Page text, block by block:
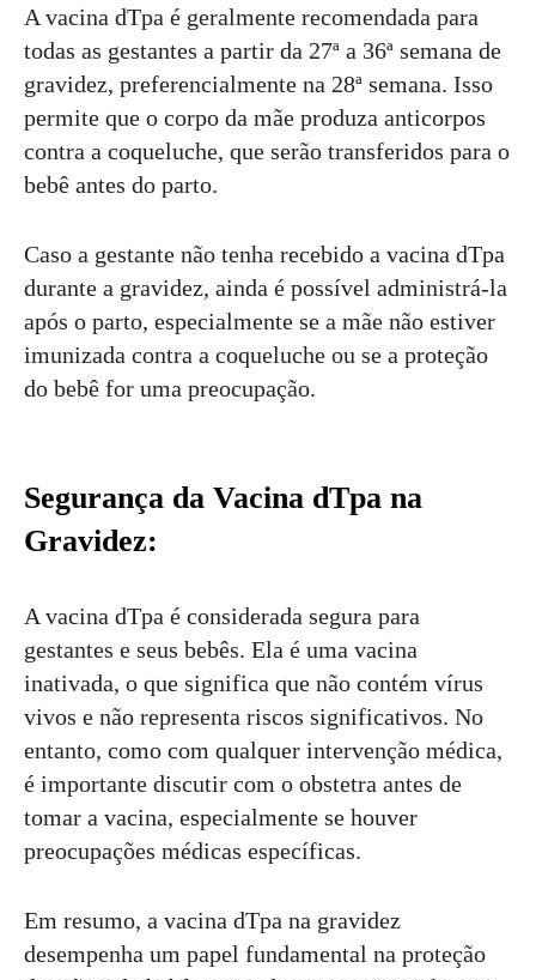
A vacina dTpa é geralmente recomendada para
todas as gestantes a partir da 27ª a 36ª semana de
gravidez, preferencialmente na 28ª semana. Isso
permite que o corpo da mãe produza anticorpos
contra a coqueluche, que serão transferidos para o
bebê antes do parto.
Caso a gestante não tenha recebido a vacina dTpa
durante a gravidez, ainda é possível administrá-la
após o parto, especialmente se a mãe não estiver
imunizada contra a coqueluche ou se a proteção
do bebê for uma preocupação.
Segurança da Vacina dTpa na
Gravidez:
A vacina dTpa é considerada segura para
gestantes e seus bebês. Ela é uma vacina
inativada, o que significa que não contém vírus
vivos e não representa riscos significativos. No
entanto, como com qualquer intervenção médica,
é importante discutir com o obstetra antes de
tomar a vacina, especialmente se houver
preocupações médicas específicas.
Em resumo, a vacina dTpa na gravidez
desempenha um papel fundamental na proteção